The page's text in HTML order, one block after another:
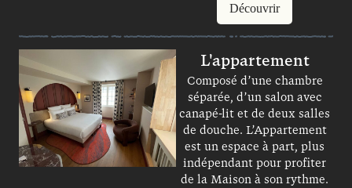
Découvrir
L'appartement
Composé d’une chambre
séparée, d’un salon avec
canapé-lit et de deux salles
de douche. L’Appartement
est un espace à part, plus
indépendant pour profiter
de la Maison à son rythme.